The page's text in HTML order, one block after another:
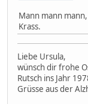
Mann mann
Krass.
Liebe Ursula,
wünsch dir frohe
Rutsch ins Jahr
Grüsse aus der